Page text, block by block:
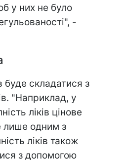
у них не було
-
буде складатися з
"Наприклад, у
ліків цінове
лише одним з
ліків також
з допомогою